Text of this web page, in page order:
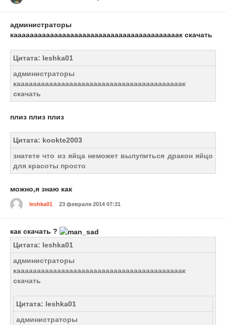
администраторы
кааааааааааааааааааааааааааааааааааааааааак скачать
Цитата: leshka01
администраторы
кааааааааааааааааааааааааааааааааааааааааак
скачать
плиз плиз плиз
Цитата: kookte2003
знатете что из яйца неможет вылупиться дракон яйцо
для красоты просто
можно,я знаю как
leshka01 23 февраля 2014 07:31
как скачать ?
Цитата: leshka01
администраторы
кааааааааааааааааааааааааааааааааааааааааак
скачать
Цитата: leshka01
администраторы